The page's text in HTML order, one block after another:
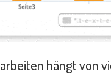
hängt von